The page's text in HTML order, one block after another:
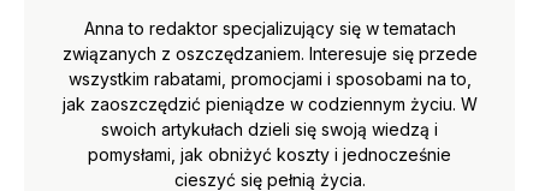
Anna to redaktor specjalizujący się w tematach
związanych z oszczędzaniem. Interesuje się przede
wszystkim rabatami, promocjami i sposobami na to,
jak zaoszczędzić pieniądze w codziennym życiu. W
swoich artykułach dzieli się swoją wiedzą i
pomysłami, jak obniżyć koszty i jednocześnie
cieszyć się pełnią życia.